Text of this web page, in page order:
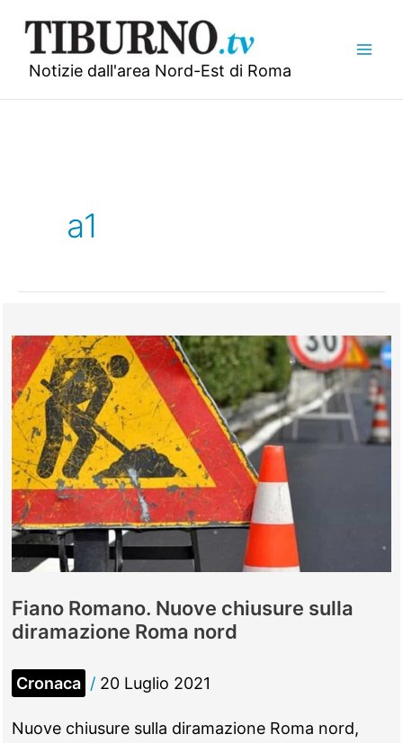
contenuto
Notizie dall'area Nord-Est di Roma
a1
Fiano Romano. Nuove chiusure sulla
diramazione Roma nord
Cronaca / 20 Luglio 2021
Nuove chiusure sulla diramazione Roma nord,